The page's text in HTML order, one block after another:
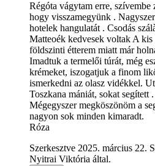
Régóta vágytam erre, szívembe
hogy visszamegyünk .
hotelek hangulatát . Csodás
Matteoék kedvesek voltak A kis
földszinti étterem miatt már
Imadtuk a termelői túrát, még
krémeket, iszogatjuk a finom
ismerkedni az olasz vidékkel.
Toszkana mániát, sokat segített .
Mégegyszer megköszönöm a
nagyon sok minden kimaradt.
Róza
Szerkesztve 2025. március 22.
Nyitrai Viktória által.